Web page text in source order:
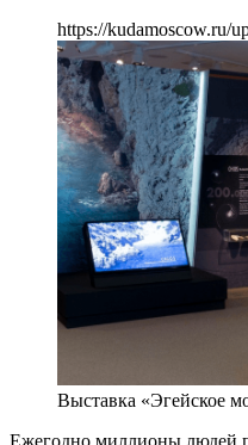
https://kudamoscow.ru/
Выставка «Эгейское
Ежегодно миллионы людей